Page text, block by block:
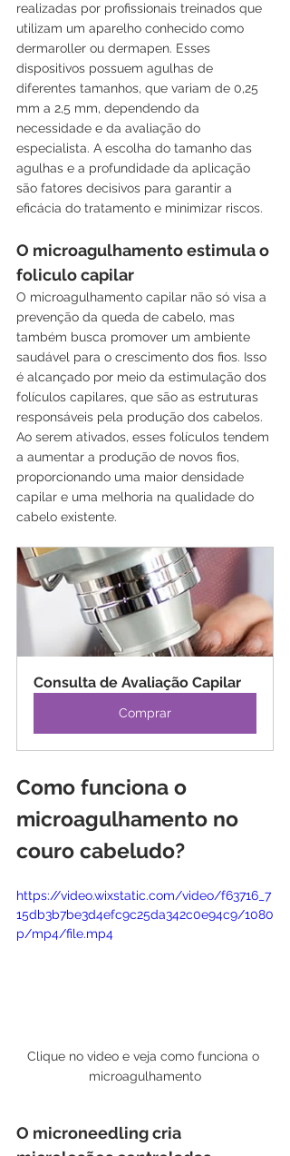
realizadas por profissionais treinados que
utilizam um aparelho conhecido como
dermaroller ou dermapen. Esses
dispositivos possuem agulhas de
diferentes tamanhos, que variam de 0,25
mm a 2,5 mm, dependendo da
necessidade e da avaliação do
especialista. A escolha do tamanho das
agulhas e a profundidade da aplicação
são fatores decisivos para garantir a
eficácia do tratamento e minimizar riscos.
O microagulhamento estimula o
foliculo capilar
O microagulhamento capilar não só visa a
prevenção da queda de cabelo, mas
também busca promover um ambiente
saudável para o crescimento dos fios. Isso
é alcançado por meio da estimulação dos
folículos capilares, que são as estruturas
responsáveis pela produção dos cabelos.
Ao serem ativados, esses folículos tendem
a aumentar a produção de novos fios,
proporcionando uma maior densidade
capilar e uma melhoria na qualidade do
cabelo existente.
Consulta de Avaliação Capilar
Comprar
Como funciona o
microagulhamento no
couro cabeludo?
https://video.wixstatic.com/video/f63716_7
15db3b7be3d4efc9c25da342c0e94c9/1080
p/mp4/file.mp4
Clique no video e veja como funciona o
microagulhamento
O microneedling cria